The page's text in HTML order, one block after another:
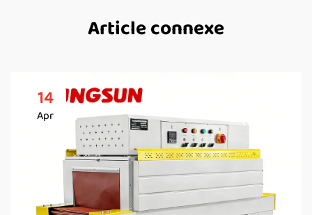
Article connexe
14
Apr